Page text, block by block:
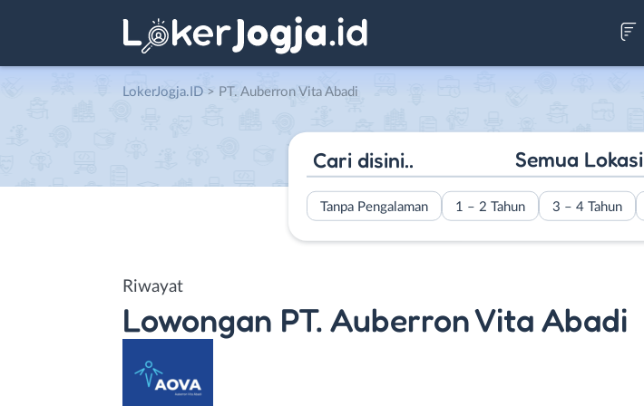
LokerJogja.ID > PT. Auberron Vita Abadi
Semua Lokasi
Tanpa Pengalaman 1 – 2 Tahun 3 – 4 Tahun
Riwayat
Lowongan PT. Auberron Vita Abadi